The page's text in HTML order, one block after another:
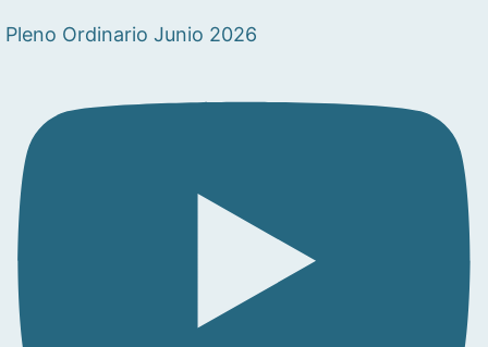
Pleno Ordinario Junio 2026